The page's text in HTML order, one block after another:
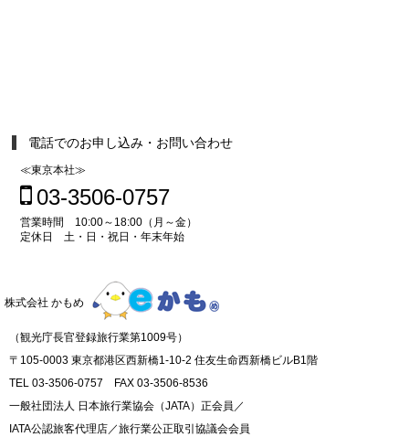
電話でのお申し込み・お問い合わせ
≪東京本社≫
03-3506-0757
営業時間 10:00～18:00（月～金）
定休日 土・日・祝日・年末年始
株式会社 かもめ
（観光庁長官登録旅行業第1009号）
〒105-0003 東京都港区西新橋1-10-2 住友生命西新橋ビルB1階
TEL 03-3506-0757 FAX 03-3506-8536
一般社団法人 日本旅行業協会（JATA）正会員／
IATA公認旅客代理店／旅行業公正取引協議会会員